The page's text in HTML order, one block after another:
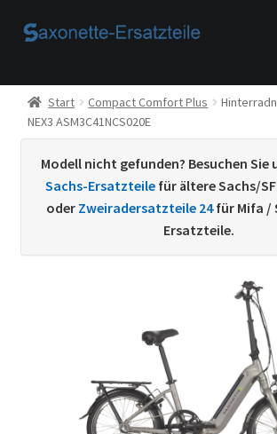
Zur
Zum
Start
AGB
Beispiel-Seite
Datenschutzerklärung von
Impressum
Start Compact Comfort Plus
NEX3 ASM3C41NCS020E
Modell nicht gefunden? Besuchen Sie
Sachs-Ersatzteilefür ältere Sachs/
oder Zweiradersatzteile 24für Mifa /
Ersatzteile.